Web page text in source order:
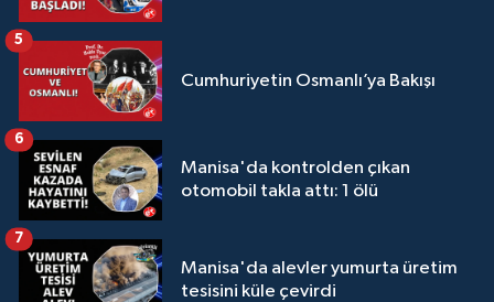
Cumhuriyetin Osmanlı’ya Bakışı
5
Manisa'da kontrolden çıkan
otomobil takla attı: 1 ölü
6
Manisa'da alevler yumurta üretim
tesisini küle çevirdi
7